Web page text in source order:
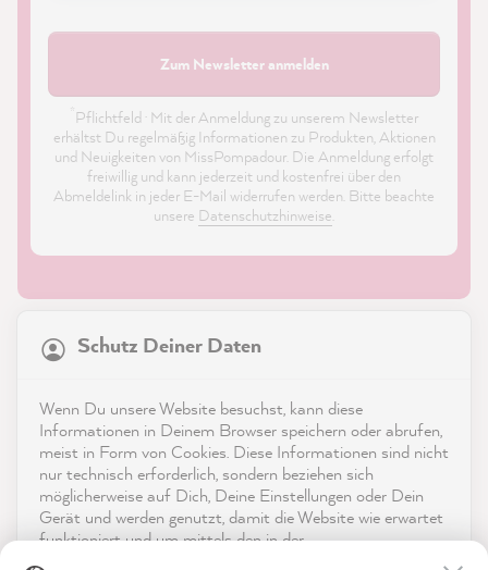
Zum Newsletter anmelden
Pflichtfeld · Mit der Anmeldung zu unserem Newsletter
erhältst Du regelmäßig Informationen zu Produkten, Aktionen
und Neuigkeiten von MissPompadour. Die Anmeldung erfolgt
freiwillig und kann jederzeit und kostenfrei über den
Abmeldelink in jeder E-Mail widerrufen werden. Bitte beachte
unsere Datenschutzhinweise.
Service
Kontakt
Schutz Deiner Daten
Wenn Du unsere Website besuchst, kann diese
Informationen in Deinem Browser speichern oder abrufen,
meist in Form von Cookies. Diese Informationen sind nicht
nur technisch erforderlich, sondern beziehen sich
möglicherweise auf Dich, Deine Einstellungen oder Dein
Gerät und werden genutzt, damit die Website wie erwartet
funktioniert und um mittels den in der
21.865Bewertungen
reviews-io